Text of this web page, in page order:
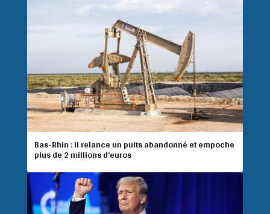
Bas-Rhin : il relance un puits abandonné et empoche
plus de 2 millions d’euros